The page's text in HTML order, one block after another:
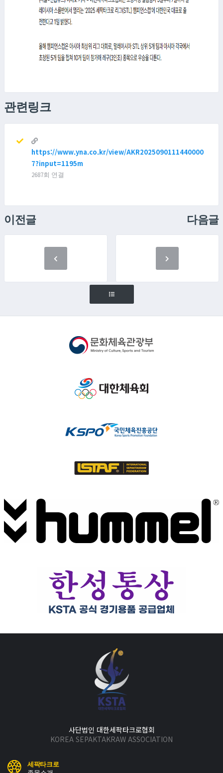
관련링크
https://www.yna.co.kr/view/AKR2025090111440000
7?input=1195m
2687회 연결
이전글 다음글
사단법인 대한세팍타크로협회
KOREA SEPAKTAKRAW ASSOCIATION
세팍타크로